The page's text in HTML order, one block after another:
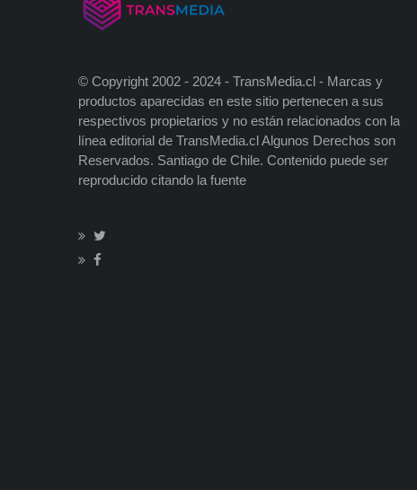
© Copyright 2002 - 2024 - TransMedia.cl - Marcas y
productos aparecidas en este sitio pertenecen a sus
respectivos propietarios y no están relacionados con la
línea editorial de TransMedia.cl Algunos Derechos son
Reservados. Santiago de Chile. Contenido puede ser
reproducido citando la fuente